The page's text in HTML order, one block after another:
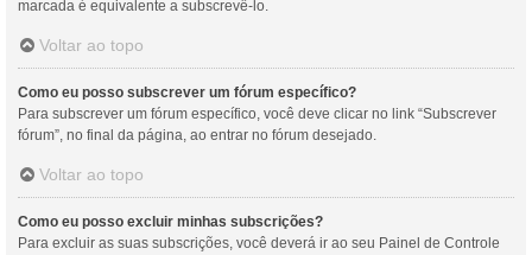
marcada é equivalente a subscrevê-lo.
Voltar ao topo
Como eu posso subscrever um fórum específico?
Para subscrever um fórum específico, você deve clicar no link “Subscrever
fórum”, no final da página, ao entrar no fórum desejado.
Voltar ao topo
Como eu posso excluir minhas subscrições?
Para excluir as suas subscrições, você deverá ir ao seu Painel de Controle